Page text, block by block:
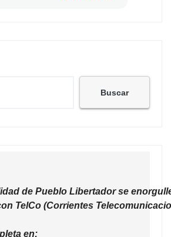
Buscar
de Pueblo Libertador se
TelCo (Corrientes
en: